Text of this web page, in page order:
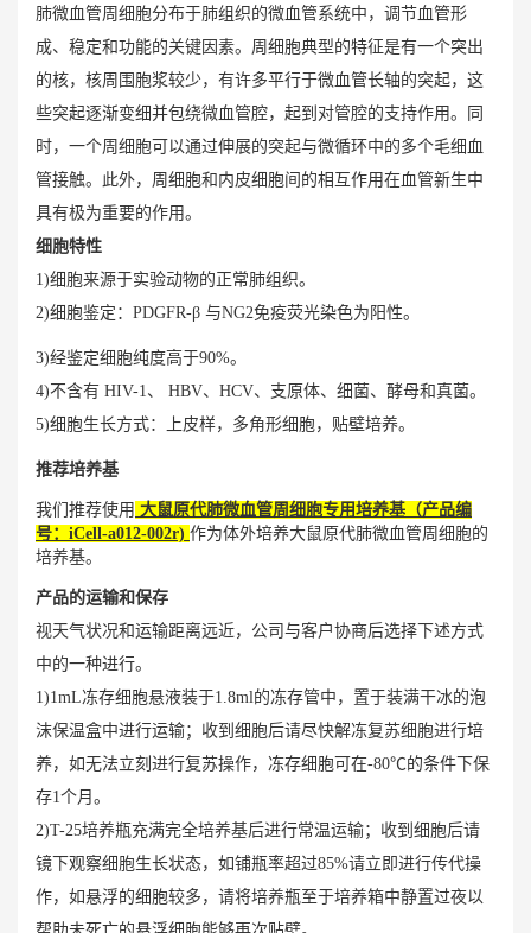
肺微血管周细胞分布于肺组织的微血管系统中，调节血管形
成、稳定和功能的关键因素。周细胞典型的特征是有一个突出
的核，核周围胞浆较少，有许多平行于微血管长轴的突起，这
些突起逐渐变细并包绕微血管腔，起到对管腔的支持作用。同
时，一个周细胞可以通过伸展的突起与微循环中的多个毛细血
管接触。此外，周细胞和内皮细胞间的相互作用在血管新生中
具有极为重要的作用。
细胞特性
1)细胞来源于实验动物的正常肺组织。
2)细胞鉴定：PDGFR-β 与NG2免疫荧光染色为阳性。
3)经鉴定细胞纯度高于90%。
4)不含有 HIV-1、 HBV、HCV、支原体、细菌、酵母和真菌。
5)细胞生长方式：上皮样，多角形细胞，贴壁培养。
推荐培养基
我们推荐使用 大鼠原代肺微血管周细胞专用培养基 （产品编
号：iCell-a012-002r) 作为体外培养大鼠原代肺微血管周细胞的
培养基。
产品的运输和保存
视天气状况和运输距离远近，公司与客户协商后选择下述方式
中的一种进行。
1)1mL冻存细胞悬液装于1.8ml的冻存管中，置于装满干冰的泡
沫保温盒中进行运输；收到细胞后请尽快解冻复苏细胞进行培
养，如无法立刻进行复苏操作，冻存细胞可在-80℃的条件下保
存1个月。
2)T-25培养瓶充满完全培养基后进行常温运输；收到细胞后请
镜下观察细胞生长状态，如铺瓶率超过85%请立即进行传代操
作，如悬浮的细胞较多，请将培养瓶至于培养箱中静置过夜以